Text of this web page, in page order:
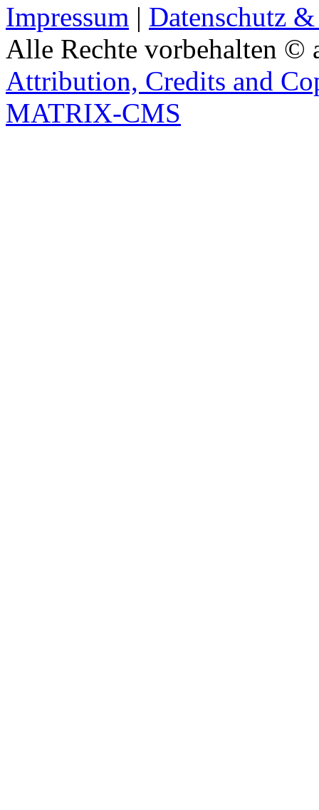
Impressum | Datenschutz
Alle Rechte vorbehalten ©
Attribution, Credits and
MATRIX-CMS